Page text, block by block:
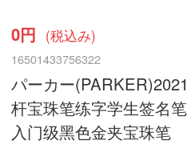
0円 (税込み)
16501433756322
パーカー
杆宝珠笔练字学生签名
入门级黑色金夹宝珠笔